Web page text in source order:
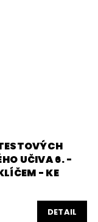
UČIVA 6. -
- KE
DETAIL